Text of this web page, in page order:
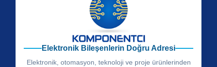
Elektronik Bileşenlerin Doğru Adresi
Elektronik, otomasyon, teknoloji ve proje ürünlerinden